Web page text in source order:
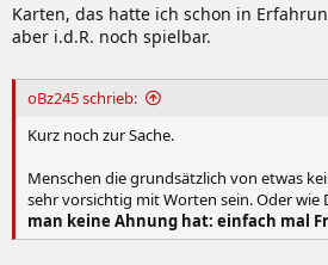
Karten, das hatte ich schon in
aber i.d.R. noch spielbar.
oBz245 schrieb:
Kurz noch zur Sache.
Menschen die grundsätzlich von etwas
sehr vorsichtig mit Worten sein. Oder wie
man keine Ahnung hat: einfach mal